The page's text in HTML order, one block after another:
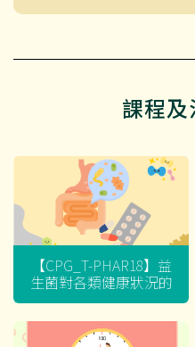
課程
【CPG_T-PHAR18】益
生菌對各類健康狀況的
迷思